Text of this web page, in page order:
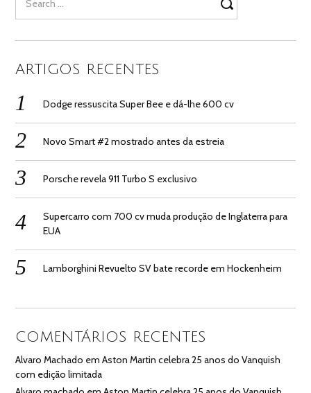
for:
ARTIGOS RECENTES
Dodge ressuscita Super Bee e dá-lhe 600 cv
Novo Smart #2 mostrado antes da estreia
Porsche revela 911 Turbo S exclusivo
Supercarro com 700 cv muda produção de Inglaterra para
EUA
Lamborghini Revuelto SV bate recorde em Hockenheim
COMENTÁRIOS RECENTES
Alvaro Machado emAston Martin celebra 25 anos do Vanquish
com edição limitada